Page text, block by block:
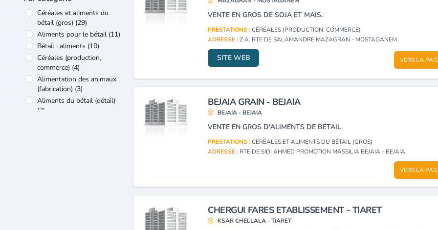
Céréales et aliments du
bétail (gros) (29)
Aliments pour le bétail (11)
Bétail : aliments (10)
Céréales (production,
commerce) (4)
Alimentation des animaux
(fabrication) (3)
Aliments du bétail (détail)
(3)
VENTE EN GROS DE SOJA ET MAIS.
PRESTATIONS :CÉRÉALES (PRODUCTION, COMMERCE)
ADRESSE :Z.A. RTE DE SALAMANDRE MAZAGRAN - MOSTAGANEM
SITE WEB VERS LA
BEJAIA GRAIN - BEJAIA
BEJAIA - BEJAIA
VENTE EN GROS D'ALIMENTS DE BÉTAIL.
PRESTATIONS :CÉRÉALES ET ALIMENTS DU BÉTAIL (GROS)
ADRESSE : RTE DE SIDI AHMED PROMOTION MASSILIA BEJAIA - BEJAIA
VERS LA
CHERGUI FARES ETABLISSEMENT - TIARET
KSAR CHELLALA - TIARET